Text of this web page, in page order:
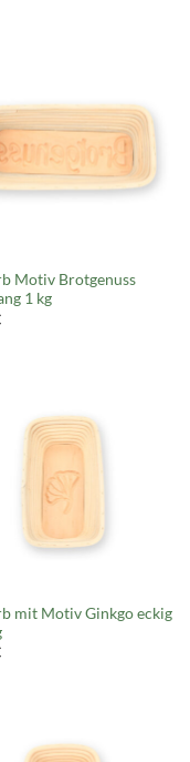
Motiv Brotgenuss
1 kg
mit Motiv Ginkgo eckig